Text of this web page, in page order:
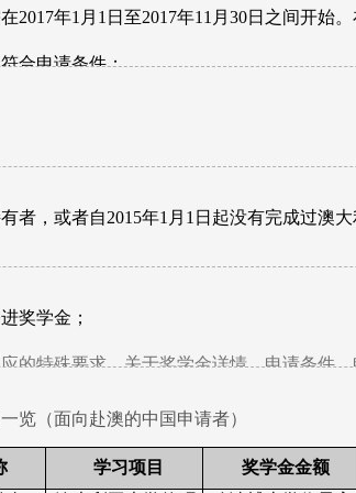
2017年1 月 1 日至2017年11 月 30日之间开始。
合申请条件；
者，或者自2015年1 月 1 日起没有完成过澳
奖学金；
的特殊要求。关于奖学金详情、申请条件
览（面向赴澳的中国申请者）
学习项目 奖学金金额